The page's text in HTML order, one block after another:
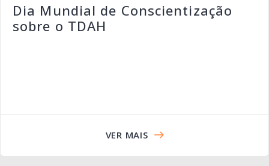
Dia Mundial de Conscientização
sobre o TDAH
VER MAIS